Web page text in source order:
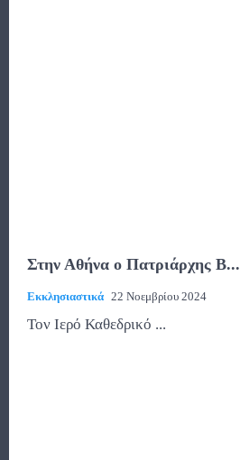
Στην Αθήνα ο Πατριάρχης Β...
Εκκλησιαστικά 22 Νοεμβρίου 2024
Τον Ιερό Καθεδρικό ...